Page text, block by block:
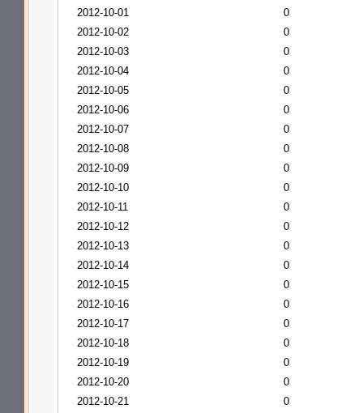
2012-10-01
0
2012-10-02
0
2012-10-03
0
2012-10-04
0
2012-10-05
0
2012-10-06
0
2012-10-07
0
2012-10-08
0
2012-10-09
0
2012-10-10
0
2012-10-11
0
2012-10-12
0
2012-10-13
0
2012-10-14
0
2012-10-15
0
2012-10-16
0
2012-10-17
0
2012-10-18
0
2012-10-19
0
2012-10-20
0
2012-10-21
0